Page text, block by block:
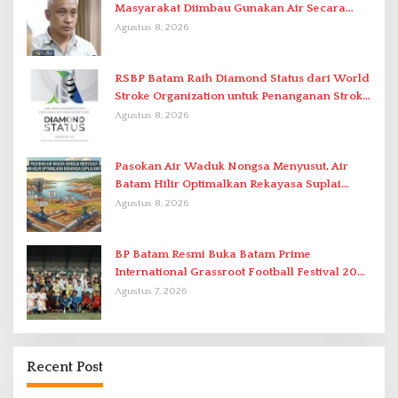
Masyarakat Diimbau Gunakan Air Secara
Bijak
Agustus 8, 2026
RSBP Batam Raih Diamond Status dari World
Stroke Organization untuk Penanganan Stroke
Berstandar Internasional
Agustus 8, 2026
Pasokan Air Waduk Nongsa Menyusut, Air
Batam Hilir Optimalkan Rekayasa Suplai
Antar-IPAM
Agustus 8, 2026
BP Batam Resmi Buka Batam Prime
International Grassroot Football Festival 2026
di Stadion Temenggung Abdul Jamal
Agustus 7, 2026
Recent Post